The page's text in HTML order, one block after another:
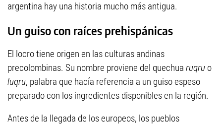
argentina hay una historia mucho más antigua.
Un guiso con raíces prehispánicas
El locro tiene origen en las culturas andinas
precolombinas. Su nombre proviene del quechua ruqru o
luqru, palabra que hacía referencia a un guiso espeso
preparado con los ingredientes disponibles en la región.
Antes de la llegada de los europeos, los pueblos